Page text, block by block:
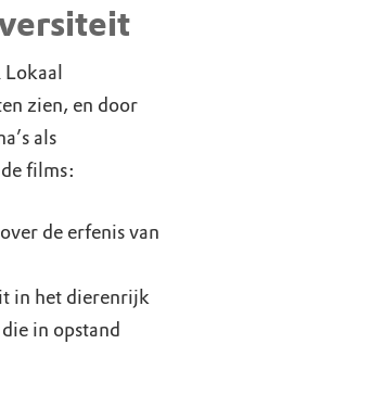
zien, en door
als
films:
de erfenis van
in het dierenrijk
in opstand